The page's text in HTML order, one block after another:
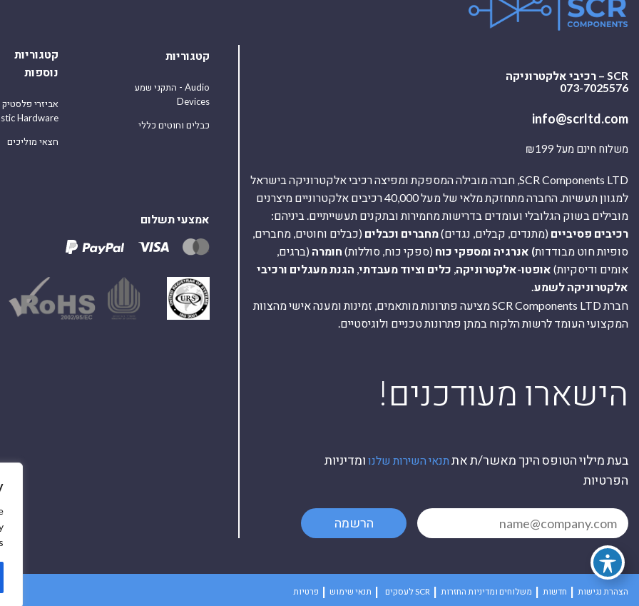
SCR – רכיבי אלקטרוניקה
073-7025576
info@scrltd.com
משלוח חינם מעל ₪199
SCR Components LTD, חברה מובילה המספקת ומפיצה רכיבי אלקטרוניקה בישראל
למגוון תעשיות. החברה מתחזקת מלאי של מעל 40,000 רכיבים אלקטרוניים מיצרנים
מובילים בשוק הגלובלי ועומדים בדרישות מחמירות ובתקנים תעשייתיים. ביניהם:
רכיבים פסיביים (מתנדים, קבלים, נגדים)מחברים וכבלים (כבלים וחוטים, מחברים,
סופיות חוט מבודדות) אנרגיה ומספקי כוח (ספקי כוח, סוללות) חומרה (ברגים,
אומים ודיסקיות) אופטו-אלקטרוניקה, כלים וציוד מעבדתי, הגנת מעגלים ורכיבי
אלקטרוניקה לשמע.
חברת SCR Components LTD מציעה פתרונות מותאמים, זמינות ומענה אישי מהצוות
המקצועי העומד לרשות הלקוח במתן פתרונות טכניים ולוגיסטיים.
!הישארו מעודכנים
בעת מילוי הטופס הינך מאשר/ת את תנאי השירות שלנו ומדיניות
הפרטיות
הרשמה
קטגוריות
התקני שמע - Audio
Devices
כבלים וחוטים כללי
קטגוריות
נוספות
אביזרי פלסטיק
Hardware
חצאי מוליכים
אמצעי תשלום
פרטיות תנאי שימוש לעסקים SCR משלוחים ומדיניות החזרות חדשות הצהרת נגישות